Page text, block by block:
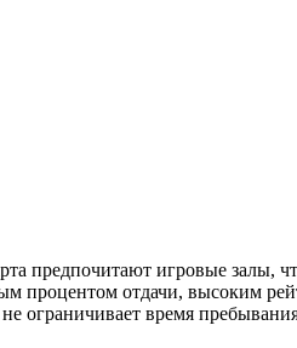
предпочитают игровые залы,
процентом отдачи, высоким
ограничивает время